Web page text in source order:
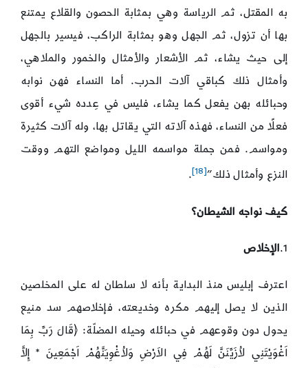
به المقتل، ثم الرياسة وهي بمثابة الحصون والقلاع يمتنع
بها أن تزول، ثم الجهل وهو بمثابة الراكب، فيسير بالجهل
إلى حيث يشاء، ثم الأشعار والأمثال والخمور والملاهي،
وأمثال ذلك كباقي آلات الحرب. أما النساء فهن نوابه
وحبائله بهن يفعل كما يشاء، فليس في عِدده شيء أقوى
فعلًا من النساء، فهذه آلاته التي يقاتل بها، وله آلات كثيرة
ومواسم. فمن جملة مواسمه الليل ومواضع التهم ووقت
النزع وأمثال ذلك”[18]
.
كيف نواجه الشيطان؟
1. الإخلاص
اعترف إبليس منذ البداية بأنه لا سلطان له على المخلصين
الذين لا يصل إليهم مكره وخديعته، فإخلاصهم سد منيع
يحول دون وقوعهم في حبائله وحيله المضلّة: ﴿قَالَ رَبِّ بِمَا
اَغْوَيْتَنِي لاُزَيِّنَنَّ لَهُمْ فِي الاَرْضِ وَلاُغْوِيَنَّهُمْ اَجْمَعِينَ * إِلاَّ